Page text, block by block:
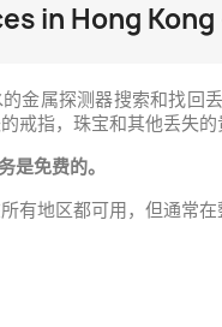
in Hong Kong
金属探测器搜索和找
戒指，珠宝和其他丢失的
是免费的。
有地区都可用，但通常在